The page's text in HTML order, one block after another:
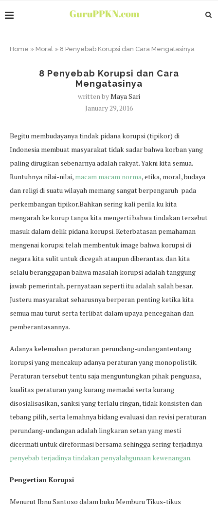
Home » Moral » 8 Penyebab Korupsi dan Cara Mengatasinya
8 Penyebab Korupsi dan Cara
Mengatasinya
written byMaya Sari
January 29, 2016
Begitu membudayanya tindak pidana korupsi (tipikor) di
Indonesia membuat masyarakat tidak sadar bahwa korban yang
paling dirugikan sebenarnya adalah rakyat. Yakni kita semua.
Runtuhnya nilai-nilai, macam macam norma, etika, moral, budaya
dan religi di suatu wilayah memang sangat berpengaruh pada
perkembangan tipikor.Bahkan sering kali perila ku kita
mengarah ke korup tanpa kita mengerti bahwa tindakan tersebut
masuk dalam delik pidana korupsi. Keterbatasan pemahaman
mengenai korupsi telah membentuk image bahwa korupsi di
negara kita sulit untuk dicegah ataupun diberantas. dan kita
selalu beranggapan bahwa masalah korupsi adalah tanggung
jawab pemerintah. pernyataan seperti itu adalah salah besar.
Justeru masyarakat seharusnya berperan penting ketika kita
semua mau turut serta terlibat dalam upaya pencegahan dan
pemberantasannya.
Adanya kelemahan peraturan perundang-undangantentang
korupsi yang mencakup adanya peraturan yang monopolistik.
Peraturan tersebut tentu saja menguntungkan pihak penguasa,
kualitas peraturan yang kurang memadai serta kurang
disosialisasikan, sanksi yang terlalu ringan, tidak konsisten dan
tebang pilih, serta lemahnya bidang evaluasi dan revisi peraturan
perundang-undangan adalah lingkaran setan yang mesti
dicermati untuk direformasi bersama sehingga sering terjadinya
penyebab terjadinya tindakan penyalahgunaan kewenangan.
Pengertian Korupsi
Menurut Ibnu Santoso dalam buku Memburu Tikus-tikus